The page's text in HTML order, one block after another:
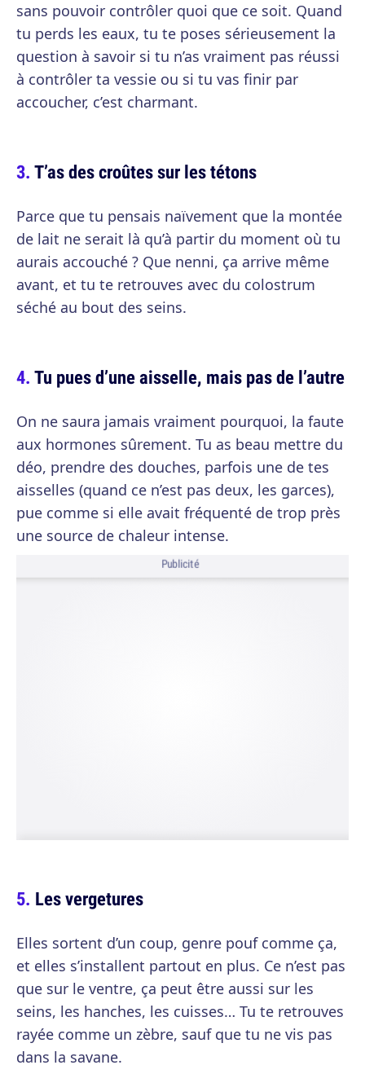
sans pouvoir contrôler quoi que ce soit. Quand
tu perds les eaux, tu te poses sérieusement la
question à savoir si tu n’as vraiment pas réussi
à contrôler ta vessie ou si tu vas finir par
accoucher, c’est charmant.
T’as des croûtes sur les tétons
Parce que tu pensais naïvement que la montée
de lait ne serait là qu’à partir du moment où tu
aurais accouché ? Que nenni, ça arrive même
avant, et tu te retrouves avec du colostrum
séché au bout des seins.
Tu pues d’une aisselle, mais pas de l’autre
On ne saura jamais vraiment pourquoi, la faute
aux hormones sûrement. Tu as beau mettre du
déo, prendre des douches, parfois une de tes
aisselles (quand ce n’est pas deux, les garces),
pue comme si elle avait fréquenté de trop près
une source de chaleur intense.
Publicité
Les vergetures
Elles sortent d’un coup, genre pouf comme ça,
et elles s’installent partout en plus. Ce n’est pas
que sur le ventre, ça peut être aussi sur les
seins, les hanches, les cuisses… Tu te retrouves
rayée comme un zèbre, sauf que tu ne vis pas
dans la savane.